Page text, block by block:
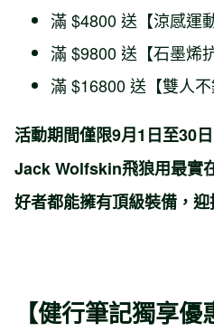
滿 $4800 送【涼感運
滿 $9800 送【石墨烯
滿 $16800 送【雙人不
活動期間僅限9月1日至30
Jack Wolfskin飛狼用最實
好者都能擁有頂級裝備，迎
【健行筆記獨享優